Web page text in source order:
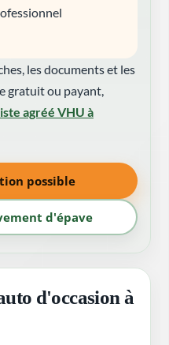
les documents et les
gratuit ou payant,
agréé VHU à
possible
d'épave
d'occasion à